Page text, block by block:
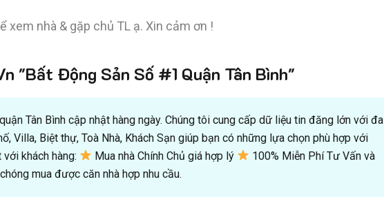
xem nhà & gặp chủ TL ạ. Xin cảm ơn !
"Bất Động Sản Số #1 Quận Tân Bình"
Tân Bình cập nhật hàng ngày. Chúng tôi cung cấp dữ liệu tin đăng lớn với đa
Villa, Biệt thự, Toà Nhà, Khách Sạn giúp bạn có những lựa chọn phù hợp với
khách hàng:
Mua nhà Chính Chủ giá hợp lý
100% Miễn Phí Tư Vấn và
mua được căn nhà hợp nhu cầu.